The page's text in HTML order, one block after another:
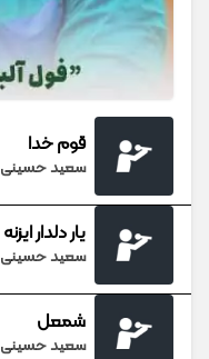
قوم خدا
سعید حسینی
یار دلدار ایزنه
سعید حسینی
شمعل
سعید حسینی